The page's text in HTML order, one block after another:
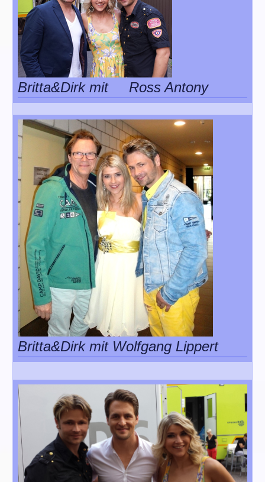
Britta&Dirk mit Ross Antony
Britta&Dirk mit Wolfgang Lippert